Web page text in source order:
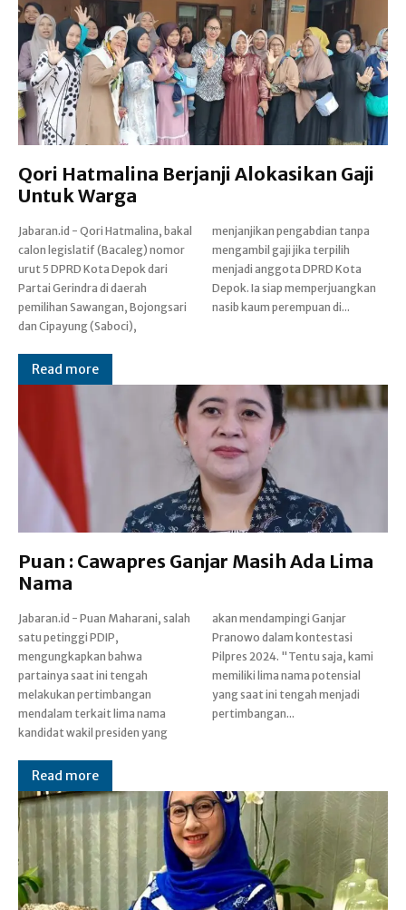
Qori Hatmalina Berjanji Alokasikan Gaji
Untuk Warga
Jabaran.id - Qori Hatmalina, bakal
calon legislatif (Bacaleg) nomor
urut 5 DPRD Kota Depok dari
Partai Gerindra di daerah
pemilihan Sawangan, Bojongsari
dan Cipayung (Saboci),
menjanjikan pengabdian tanpa
mengambil gaji jika terpilih
menjadi anggota DPRD Kota
Depok. Ia siap memperjuangkan
nasib kaum perempuan di...
Read more
Puan : Cawapres Ganjar Masih Ada Lima
Nama
Jabaran.id - Puan Maharani, salah
satu petinggi PDIP,
mengungkapkan bahwa
partainya saat ini tengah
melakukan pertimbangan
mendalam terkait lima nama
kandidat wakil presiden yang
akan mendampingi Ganjar
Pranowo dalam kontestasi
Pilpres 2024. "Tentu saja, kami
memiliki lima nama potensial
yang saat ini tengah menjadi
pertimbangan...
Read more